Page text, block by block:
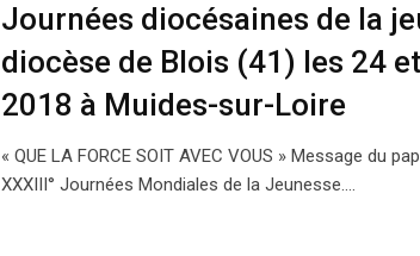
Journées diocésaines de la
diocèse de Blois (41) les 24
2018 à Muides-sur-Loire
« QUE LA FORCE SOIT AVEC VOUS » Message du
XXXIII° Journées Mondiales de la Jeunesse.…